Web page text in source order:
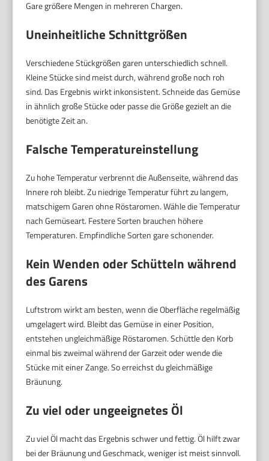
Gare größere Mengen in mehreren Chargen.
Uneinheitliche Schnittgrößen
Verschiedene Stückgrößen garen unterschiedlich schnell.
Kleine Stücke sind meist durch, während große noch roh
sind. Das Ergebnis wirkt inkonsistent. Schneide das Gemüse
in ähnlich große Stücke oder passe die Größe gezielt an die
benötigte Zeit an.
Falsche Temperatureinstellung
Zu hohe Temperatur verbrennt die Außenseite, während das
Innere roh bleibt. Zu niedrige Temperatur führt zu langem,
matschigem Garen ohne Röstaromen. Wähle die Temperatur
nach Gemüseart. Festere Sorten brauchen höhere
Temperaturen. Empfindliche Sorten gare schonender.
Kein Wenden oder Schütteln während
des Garens
Luftstrom wirkt am besten, wenn die Oberfläche regelmäßig
umgelagert wird. Bleibt das Gemüse in einer Position,
entstehen ungleichmäßige Röstaromen. Schüttle den Korb
einmal bis zweimal während der Garzeit oder wende die
Stücke mit einer Zange. So erreichst du gleichmäßige
Bräunung.
Zu viel oder ungeeignetes Öl
Zu viel Öl macht das Ergebnis schwer und fettig. Öl hilft zwar
bei der Bräunung und Geschmack, weniger ist meist sinnvoll.